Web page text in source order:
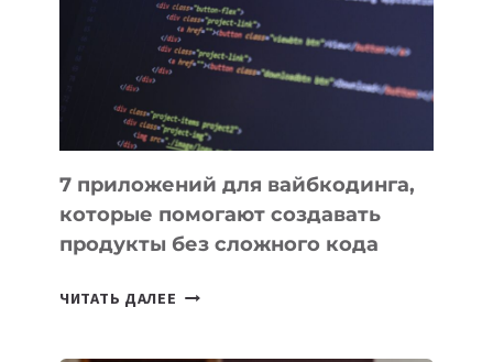
ДЛЯ
РАБОТЫ
7 приложений для вайбкодинга,
которые помогают создавать
продукты без сложного кода
ЧИТАТЬ ДАЛЕЕ